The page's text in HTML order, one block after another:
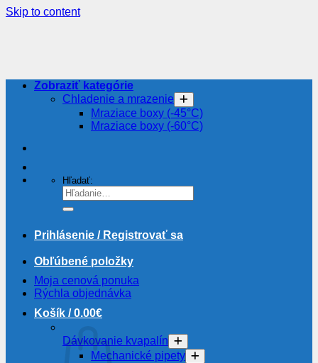
Skip to content
Hľadať:
Prihlásenie / Registrovať sa
Obľúbené položky
Moja cenová ponuka
Rýchla objednávka
Košík /0.00€
Zobraziť kategórie
Chladenie a mrazenie
Mraziace boxy (-45°C)
Mraziace boxy (-60°C)
Dávkovanie kvapalín
Mechanické pipety